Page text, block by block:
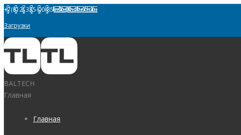
+7(812) 335-00-85info@baltech.ru
Загрузки
BALTECH
Главная
Главная